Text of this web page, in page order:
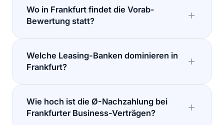
Wo in Frankfurt findet die Vorab-
Bewertung statt?
Welche Leasing-Banken dominieren in
Frankfurt?
Wie hoch ist die Ø-Nachzahlung bei
Frankfurter Business-Verträgen?